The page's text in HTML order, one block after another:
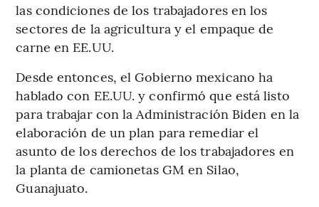
las condiciones de los trabajadores en los
sectores de la agricultura y el empaque de
carne en EE.UU.
Desde entonces, el Gobierno mexicano ha
hablado con EE.UU. y confirmó que está listo
para trabajar con la Administración Biden en la
elaboración de un plan para remediar el
asunto de los derechos de los trabajadores en
la planta de camionetas GM en Silao,
Guanajuato.